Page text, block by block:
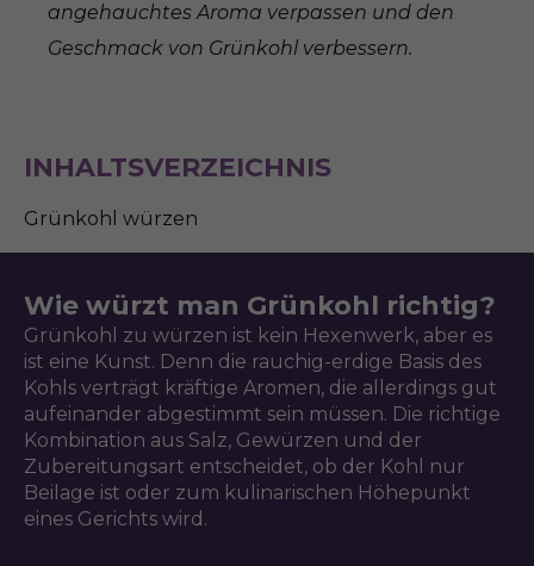
angehauchtes Aroma verpassen und den
Geschmack von Grünkohl verbessern.
INHALTSVERZEICHNIS
Grünkohl würzen
Wie würzt man Grünkohl richtig?
Grünkohl zu würzen ist kein Hexenwerk, aber es
ist eine Kunst. Denn die rauchig-erdige Basis des
Kohls verträgt kräftige Aromen, die allerdings gut
aufeinander abgestimmt sein müssen. Die richtige
Kombination aus Salz, Gewürzen und der
Zubereitungsart entscheidet, ob der Kohl nur
Beilage ist oder zum kulinarischen Höhepunkt
eines Gerichts wird.